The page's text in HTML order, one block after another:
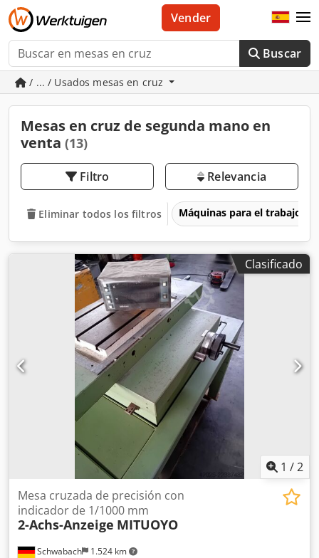
Buscar
Vender
/ ... / Usados mesas en cruz
Mesas en cruz de segunda mano en
venta (13)
Filtro Relevancia
Eliminar todos los filtros Máquinas para el trabajo
Clasificado
1 /2
Schwabach 1.524 km
Mesa cruzada de precisión con
indicador de 1/1000 mm
2-Achs-Anzeige MITUOYO